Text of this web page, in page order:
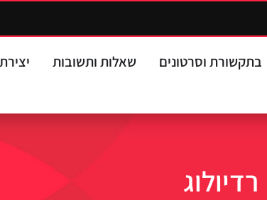
בתקשורת וסרטונים שאלות ותשובות
רדיולוג